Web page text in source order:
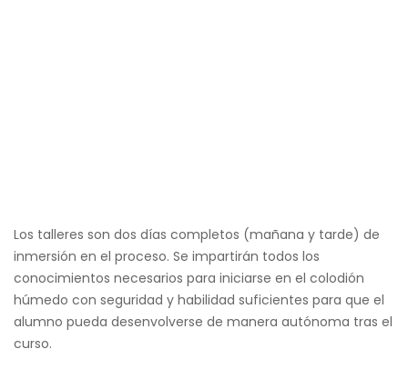
Los talleres son dos días completos (mañana y tarde) de
inmersión en el proceso. Se impartirán todos los
conocimientos necesarios para iniciarse en el colodión
húmedo con seguridad y habilidad suficientes para que el
alumno pueda desenvolverse de manera autónoma tras el
curso.